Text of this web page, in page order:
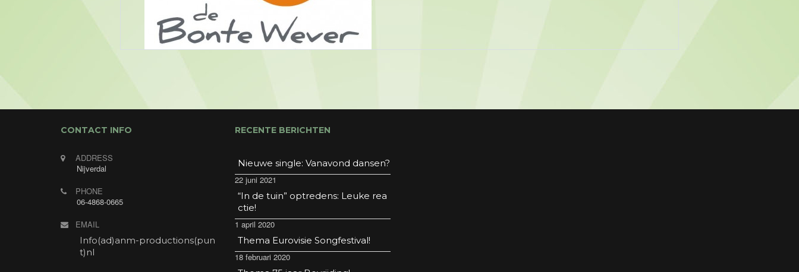
CONTACT INFO
ADDRESS
Nijverdal
PHONE
06-4868-0665
EMAIL
Info(ad)anm-productions(pun
t)nl
RECENTE BERICHTEN
Nieuwe single: Vanavond dansen?
22 juni 2021
“In de tuin” optredens: Leuke rea
ctie!
1 april 2020
Thema Eurovisie Songfestival!
18 februari 2020